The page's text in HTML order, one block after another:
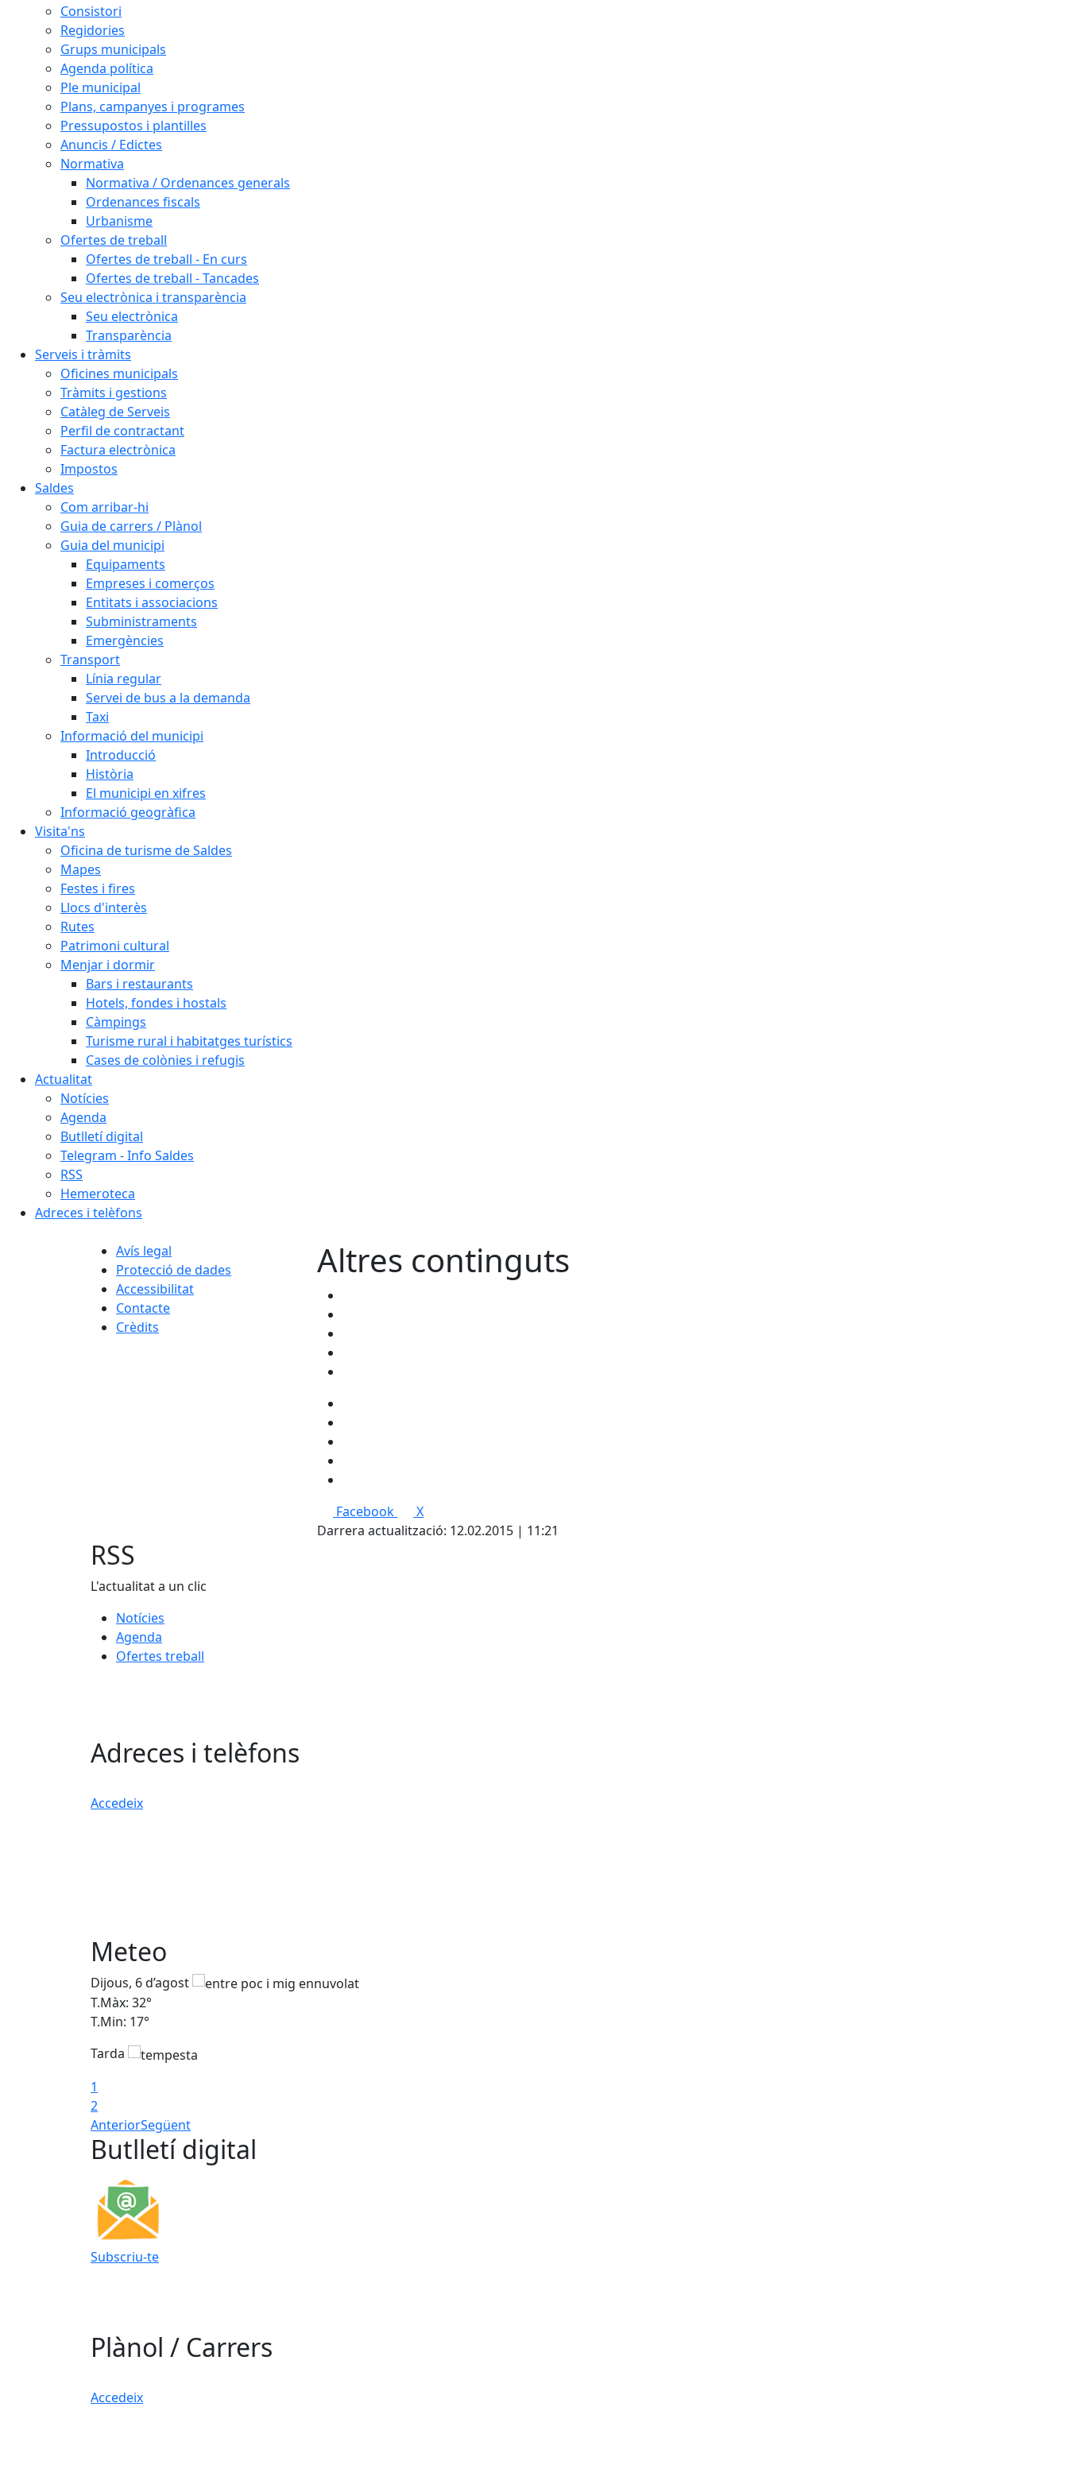
Consistori
Regidories
Grups municipals
Agenda política
Ple municipal
Plans, campanyes i programes
Pressupostos i plantilles
Anuncis / Edictes
Normativa
Normativa / Ordenances generals
Ordenances fiscals
Urbanisme
Ofertes de treball
Ofertes de treball - En curs
Ofertes de treball - Tancades
Seu electrònica i transparència
Seu electrònica
Transparència
Serveis i tràmits
Oficines municipals
Tràmits i gestions
Catàleg de Serveis
Perfil de contractant
Factura electrònica
Impostos
Saldes
Com arribar-hi
Guia de carrers / Plànol
Guia del municipi
Equipaments
Empreses i comerços
Entitats i associacions
Subministraments
Emergències
Transport
Línia regular
Servei de bus a la demanda
Taxi
Informació del municipi
Introducció
Història
El municipi en xifres
Informació geogràfica
Visita'ns
Oficina de turisme de Saldes
Mapes
Festes i fires
Llocs d'interès
Rutes
Patrimoni cultural
Menjar i dormir
Bars i restaurants
Hotels, fondes i hostals
Càmpings
Turisme rural i habitatges turístics
Cases de colònies i refugis
Actualitat
Notícies
Agenda
Butlletí digital
Telegram - Info Saldes
RSS
Hemeroteca
Adreces i telèfons
Avís legal
Protecció de dades
Accessibilitat
Contacte
Crèdits
Altres continguts
Facebook
X
Darrera actualització: 12.02.2015 | 11:21
RSS
L'actualitat a un clic
Notícies
Agenda
Ofertes treball
Adreces i telèfons
Accedeix
Meteo
Dijous, 6 d’agost
T.Màx: 32°
T.Min: 17°
Tarda
1
2
AnteriorSegüent
Butlletí digital
Subscriu-te
Plànol / Carrers
Accedeix